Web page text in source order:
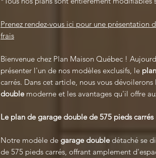
Prenez rendez-vous ici pour une présentation
frais
Bienvenue chez Plan Maison Québec !
présenter l'un de nos modèles exclusifs, le
carrés. Dans cet article, nous vous
doublemoderne et les avantages qu'il offre
Le plan de garage double de 575 pieds carrés
Notre modèle de garage doubledétaché se
de 575 pieds carrés, offrant amplement